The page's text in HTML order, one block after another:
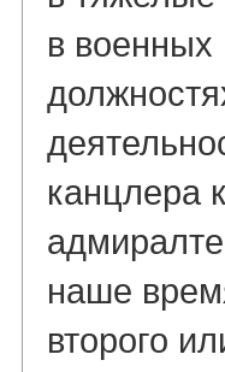
в
канцлера
наше
второго